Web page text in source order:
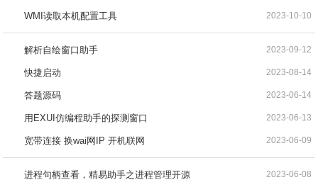
WMI读取本机配置工具 2023-10-10
解析自绘窗口助手 2023-09-12
快捷启动 2023-08-14
答题源码 2023-06-14
用EXUI仿编程助手的探测窗口 2023-06-13
宽带连接 换wai网IP 开机联网 2023-06-09
进程句柄查看，精易助手之进程管理开源 2023-06-08